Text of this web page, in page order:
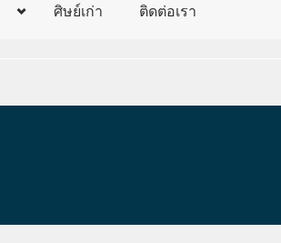
ศิษย์เก่า ติดต่อเรา